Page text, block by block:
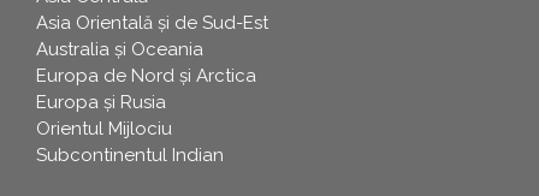
Asia Orientală și de Sud-Est
Australia și Oceania
Europa de Nord și Arctica
Europa și Rusia
Orientul Mijlociu
Subcontinentul Indian